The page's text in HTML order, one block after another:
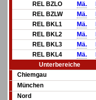
REL BZLO
Mä.
REL BZLW
Mä.
REL BKL1
Mä.
REL BKL2
Mä.
REL BKL3
Mä.
REL BKL4
Mä.
Unterbereiche
Chiemgau
München
Nord